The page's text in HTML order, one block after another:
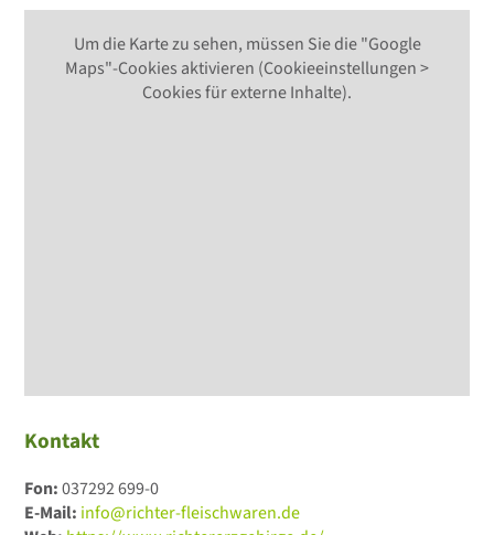
Um die Karte zu sehen, müssen Sie die "Google
Maps"-Cookies aktivieren (Cookieeinstellungen >
Cookies für externe Inhalte).
Kontakt
Fon:037292 699-0
E-Mail: info@richter-fleischwaren.de